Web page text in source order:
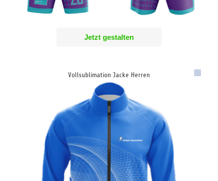
Jetzt gestalten
Vollsublimation Jacke Herren